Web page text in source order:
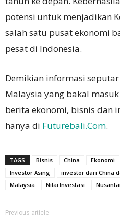
potensi untuk menjadikan
salah satu pusat ekonomi
pesat di Indonesia.
Demikian informasi
Malaysia yang bakal
berita ekonomi, bisnis dan
hanya di Futurebali.Com.
TAGS Bisnis China Ekonomi
Investor Asing
investor dari China
Malaysia
Nilai Investasi
Previous article